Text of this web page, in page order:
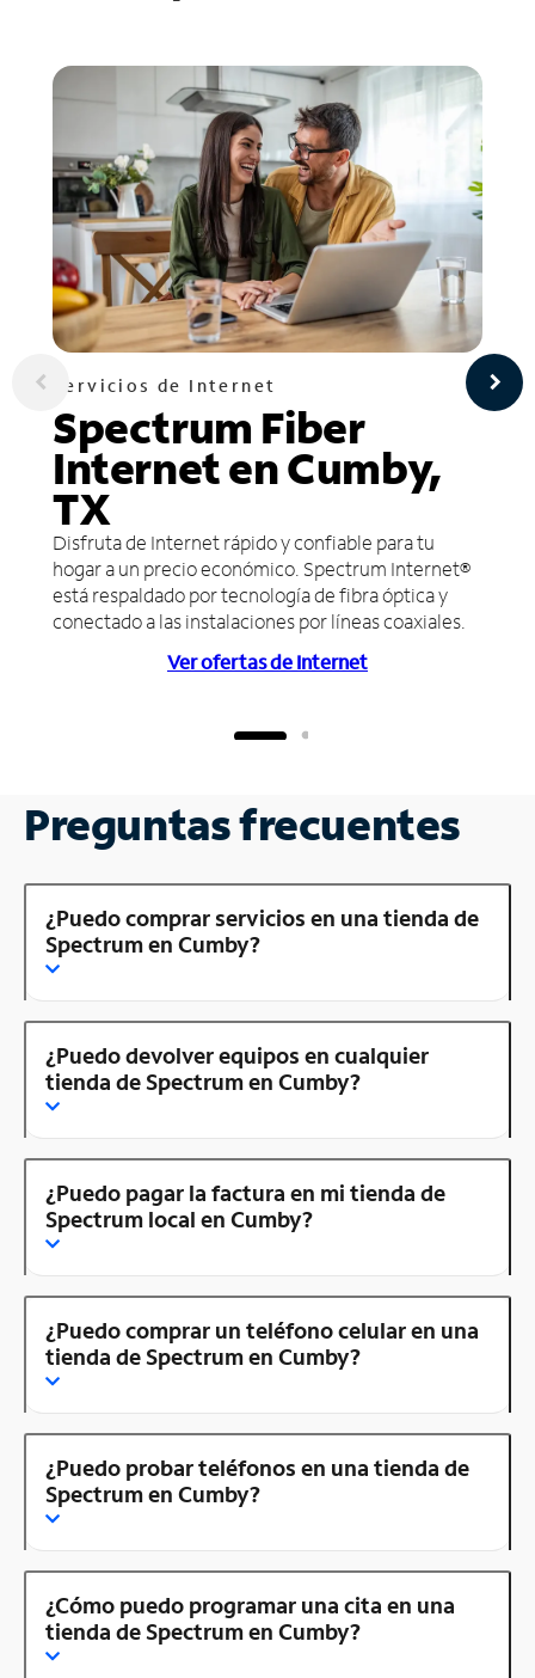
Servicios de Internet
Spectrum Fiber
Internet en Cumby,
TX
Disfruta de Internet rápido y confiable para tu
hogar a un precio económico. Spectrum Internet®
está respaldado por tecnología de fibra óptica y
conectado a las instalaciones por líneas coaxiales.
Ver ofertas de Internet
Preguntas frecuentes
¿Puedo comprar servicios en una tienda de
Spectrum en Cumby?
¿Puedo devolver equipos en cualquier
tienda de Spectrum en Cumby?
¿Puedo pagar la factura en mi tienda de
Spectrum local en Cumby?
¿Puedo comprar un teléfono celular en una
tienda de Spectrum en Cumby?
¿Puedo probar teléfonos en una tienda de
Spectrum en Cumby?
¿Cómo puedo programar una cita en una
tienda de Spectrum en Cumby?